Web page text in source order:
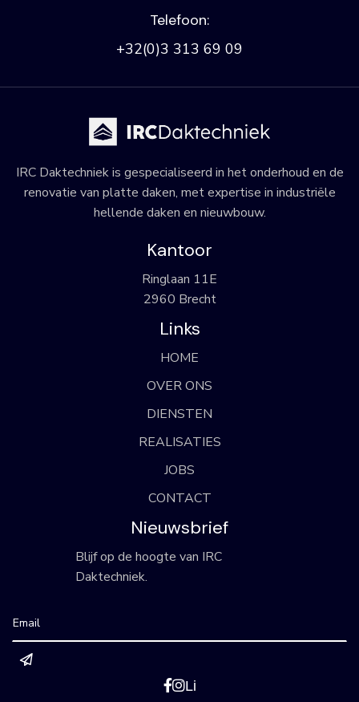
Telefoon:
+32(0)3 313 69 09
IRC Daktechniek is gespecialiseerd in het onderhoud en de
renovatie van platte daken, met expertise in industriële
hellende daken en nieuwbouw.
Kantoor
Ringlaan 11E
2960 Brecht
Links
HOME
OVER ONS
DIENSTEN
REALISATIES
JOBS
CONTACT
Nieuwsbrief
Blijf op de hoogte van IRC
Daktechniek.
Li